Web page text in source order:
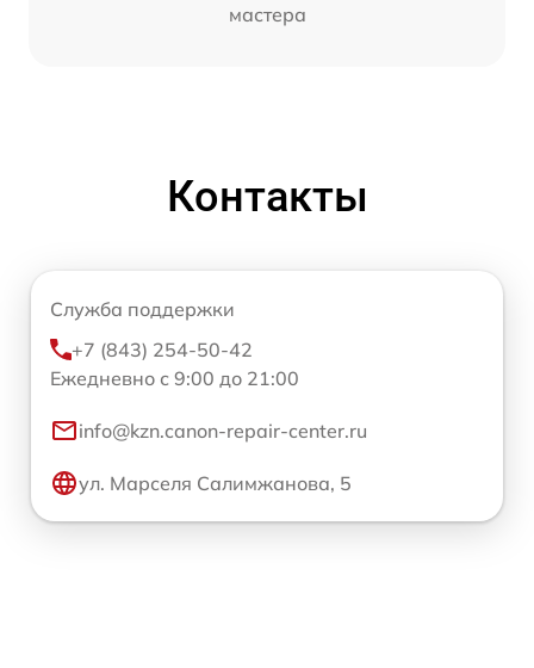
мастера
Контакты
Служба поддержки
+7 (843) 254-50-42
Ежедневно с 9:00 до 21:00
info@kzn.canon-repair-center.ru
ул. Марселя Салимжанова, 5